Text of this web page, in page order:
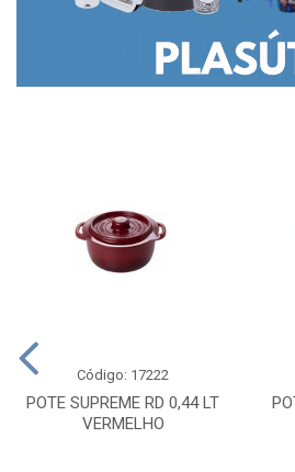
POTE SUPREME RD 0,44 LT
VERMELHO
Código: 17222